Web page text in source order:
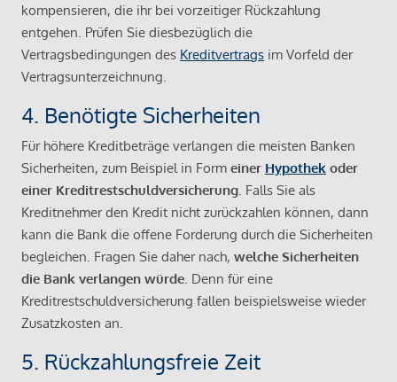
kompensieren, die ihr bei vorzeitiger Rückzahlung
entgehen. Prüfen Sie diesbezüglich die
Vertragsbedingungen des Kreditvertrags im Vorfeld der
Vertragsunterzeichnung.
4. Benötigte Sicherheiten
Für höhere Kreditbeträge verlangen die meisten Banken
Sicherheiten, zum Beispiel in Form einer Hypothek oder
einer Kreditrestschuldversicherung. Falls Sie als
Kreditnehmer den Kredit nicht zurückzahlen können, dann
kann die Bank die offene Forderung durch die Sicherheiten
begleichen. Fragen Sie daher nach, welche Sicherheiten
die Bank verlangen würde. Denn für eine
Kreditrestschuldversicherung fallen beispielsweise wieder
Zusatzkosten an.
5. Rückzahlungsfreie Zeit